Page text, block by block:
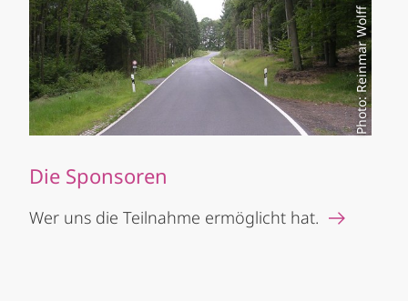
Photo: Reinmar Wolff
Die Sponsoren
Wer uns die Teilnahme ermöglicht hat.